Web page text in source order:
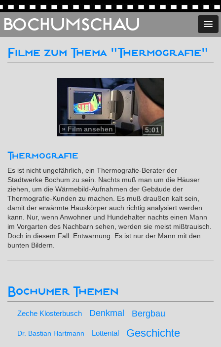
BOCHUMSCHAU
Filme zum Thema "Thermografie"
5:01
» Film ansehen
Thermografie
Es ist nicht ungefährlich, ein Thermografie-Berater der
Stadtwerke Bochum zu sein. Nachts muß man um die Häuser
ziehen, um die Wärmebild-Aufnahmen der Gebäude der
Thermografie-Kunden zu machen. Es muß draußen kalt sein,
damit der erwärmte Hauskörper auch richtig analysiert werden
kann. Nur, wenn Anwohner und Hundehalter nachts einen Mann
im Vorgarten des Nachbarn sehen, werden sie meist mißtrauisch.
Doch in diesem Fall: Entwarnung. Es ist nur der Mann mit den
bunten Bildern.
Bochumer Themen
Zeche Klosterbusch Denkmal Bergbau
Dr. Bastian Hartmann Lottental Geschichte